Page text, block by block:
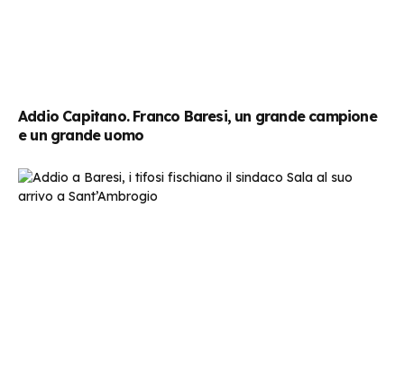
Addio Capitano. Franco Baresi, un grande campione
e un grande uomo